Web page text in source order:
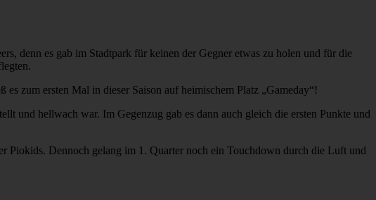
denn es gab im Stadtpark für keinen der Gegner etwas zu holen und für die
es zum ersten Mal in dieser Saison auf heimischem Platz „Gameday“!
und hellwach war. Im Gegenzug gab es dann auch gleich die ersten Punkte und
Piokids. Dennoch gelang im 1. Quarter noch ein Touchdown durch die Luft und